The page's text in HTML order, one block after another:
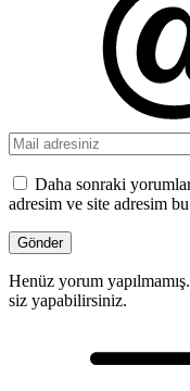
Daha sonraki
adresim ve site adresim
Henüz yorum
siz yapabilirsiniz.